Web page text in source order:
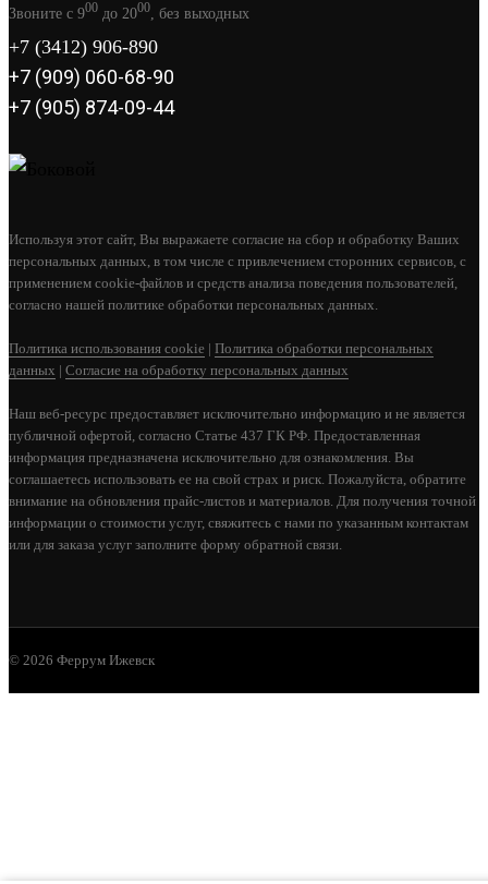
(АНТРАЦИТ)
11 070
Звоните с 900 до 2000 , без выходных
+7 (3412) 906-890
+7 (909) 060-68-90
+7 (905) 874-09-44
Используя этот сайт, Вы выражаете согласие на сбор и обработку Ваших
персональных данных, в том числе с привлечением сторонних сервисов, с
применением cookie-файлов и средств анализа поведения пользователей,
согласно нашей политике обработки персональных данных.
Политика использования cookie | Политика обработки персональных
данных | Согласие на обработку персональных данных
Наш веб-ресурс предоставляет исключительно информацию и не является
публичной офертой, согласно Статье 437 ГК РФ. Предоставленная
информация предназначена исключительно для ознакомления. Вы
соглашаетесь использовать ее на свой страх и риск. Пожалуйста, обратите
внимание на обновления прайс-листов и материалов. Для получения точной
информации о стоимости услуг, свяжитесь с нами по указанным контактам
или для заказа услуг заполните форму обратной связи.
© 2026 Феррум Ижевск